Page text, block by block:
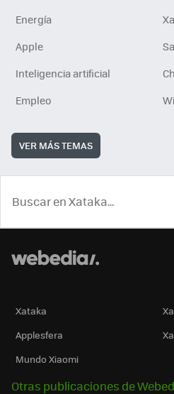
Energía
Apple
Inteligencia artificial
Empleo
VER MÁS TEMAS
Xataka
Applesfera
Mundo Xiaomi
Otras publicaciones de